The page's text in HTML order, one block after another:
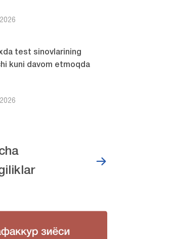
test sinovlarining
kuni davom etmoqda